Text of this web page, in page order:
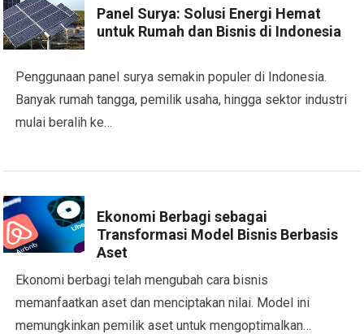
Panel Surya: Solusi Energi Hemat
untuk Rumah dan Bisnis di Indonesia
Penggunaan panel surya semakin populer di Indonesia.
Banyak rumah tangga, pemilik usaha, hingga sektor industri
mulai beralih ke…
Ekonomi Berbagi sebagai
Transformasi Model Bisnis Berbasis
Aset
Ekonomi berbagi telah mengubah cara bisnis
memanfaatkan aset dan menciptakan nilai. Model ini
memungkinkan pemilik aset untuk mengoptimalkan…